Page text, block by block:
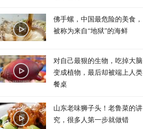
佛手螺，中国最危险的美食，
被称为来自“地狱”的海鲜
对自己最狠的生物，吃掉大脑
变成植物，最后却被端上人类
餐桌
山东老味狮子头！老鲁菜的讲
究，很多人第一步就做错